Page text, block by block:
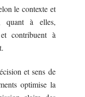
le contexte et
quant à elles,
contribuent à
et sens de
optimise la